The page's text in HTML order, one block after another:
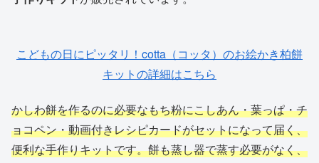
こどもの日にピッタリ！cotta（コッタ）のお絵かき柏餅
キットの詳細はこちら
かしわ餅を作るのに必要なもち粉にこしあん・葉っぱ・チ
ョコペン・動画付きレシピカードがセットになって届く、
便利な手作りキットです。餅も蒸し器で蒸す必要がなく、